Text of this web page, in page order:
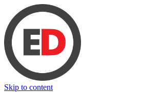
Skip to content